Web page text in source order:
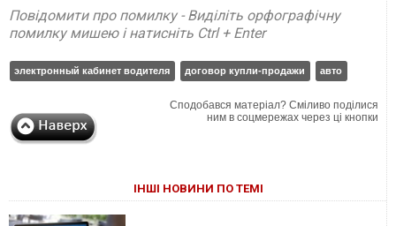
Повідомити про помилку - Виділіть орфографічну
помилку мишею і натисніть Ctrl + Enter
электронный кабинет водителя договор купли-продажи авто
Сподобався матеріал? Сміливо поділися
ним в соцмережах через ці кнопки
ІНШІ НОВИНИ ПО ТЕМІ